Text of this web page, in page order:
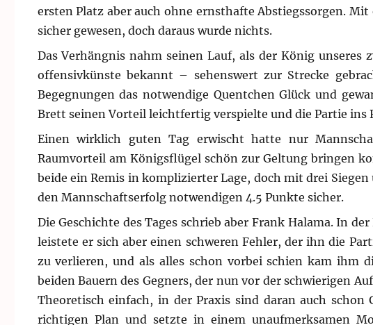
ersten Platz aber auch ohne ernsthafte Abstiegssorgen.
sicher gewesen, doch daraus wurde nichts.
Das Verhängnis nahm seinen Lauf, als der König
offensivkünste bekannt – sehenswert zur Strecke
Begegnungen das notwendige Quentchen Glück und
Brett seinen Vorteil leichtfertig verspielte und die Partie ins
Einen wirklich guten Tag erwischt hatte nur
Raumvorteil am Königsflügel schön zur Geltung bringen
beide ein Remis in komplizierter Lage, doch mit drei
den Mannschaftserfolg notwendigen 4.5 Punkte sicher.
Die Geschichte des Tages schrieb aber Frank Halama. In
leistete er sich aber einen schweren Fehler, der ihn die
zu verlieren, und als alles schon vorbei schien kam ihm
beiden Bauern des Gegners, der nun vor der schwierigen
Theoretisch einfach, in der Praxis sind daran auch
richtigen Plan und setzte in einem unaufmerksamen